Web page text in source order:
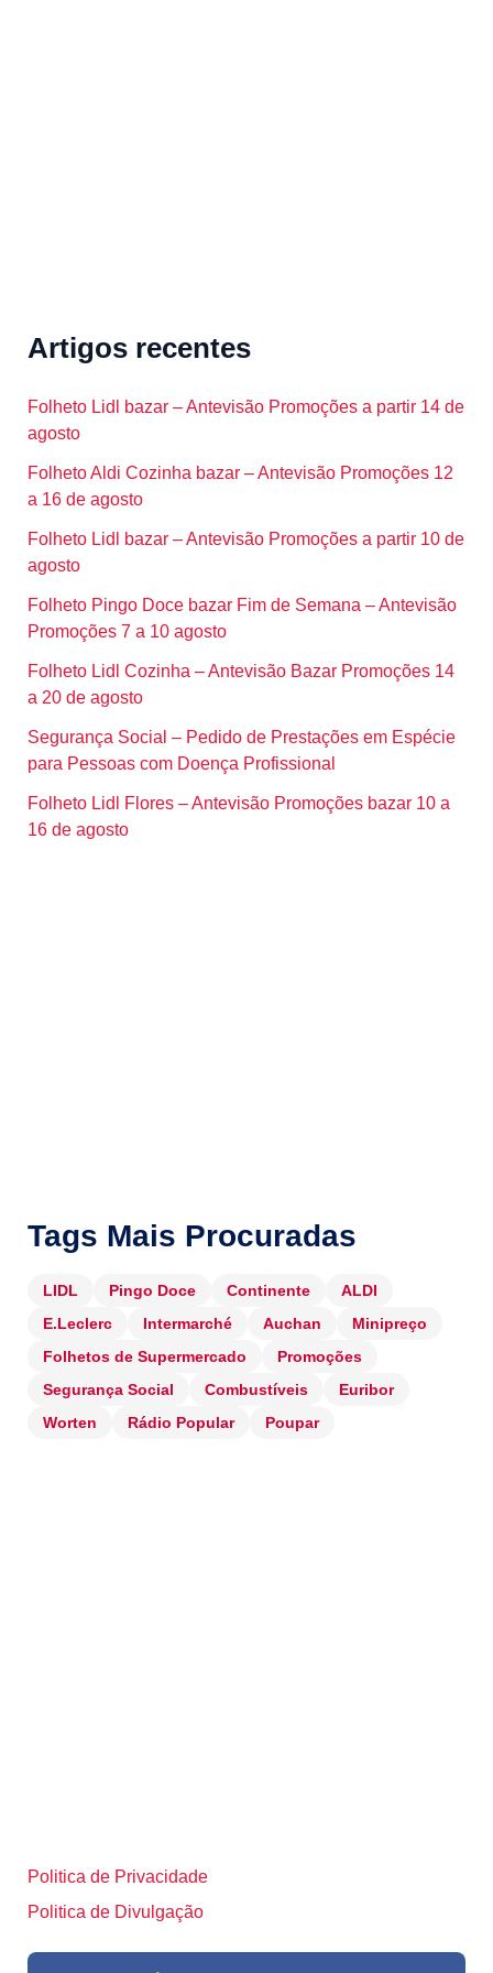
Artigos recentes
Folheto Lidl bazar – Antevisão Promoções a partir 14 de
agosto
Folheto Aldi Cozinha bazar – Antevisão Promoções 12
a 16 de agosto
Folheto Lidl bazar – Antevisão Promoções a partir 10 de
agosto
Folheto Pingo Doce bazar Fim de Semana – Antevisão
Promoções 7 a 10 agosto
Folheto Lidl Cozinha – Antevisão Bazar Promoções 14
a 20 de agosto
Segurança Social – Pedido de Prestações em Espécie
para Pessoas com Doença Profissional
Folheto Lidl Flores – Antevisão Promoções bazar 10 a
16 de agosto
Tags Mais Procuradas
LIDL Pingo Doce Continente
ALDI
E.Leclerc
Intermarché Auchan
Minipreço
Folhetos de Supermercado
Promoções
Segurança Social
Combustíveis
Euribor
Worten
Rádio Popular Poupar
Politica de Privacidade
Politica de Divulgação